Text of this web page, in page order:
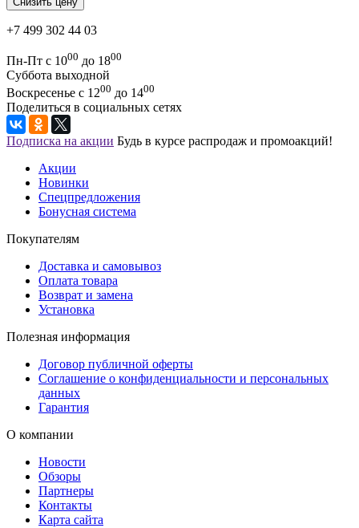
+7 499 302 44 03
Пн-Пт с 1000 до 1800
Суббота выходной
Воскресенье с 1200 до 1400
Поделиться в социальных сетях
Подписка на акции Будь в курсе распродаж и промоакций!
Акции
Новинки
Спецпредложения
Бонусная система
Покупателям
Доставка и самовывоз
Оплата товара
Возврат и замена
Установка
Полезная информация
Договор публичной оферты
Соглашение о конфиденциальности и персональных
данных
Гарантия
О компании
Новости
Обзоры
Партнеры
Контакты
Карта сайта